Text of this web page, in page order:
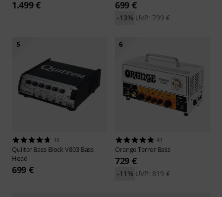
1.499 € 699 €
UVP: 799 €
-13%
5
15
Quilter Bass Block V803 Bass
Head
699 €
6
41
OrangeTerror Bass
729 €
UVP: 819 €
-11%